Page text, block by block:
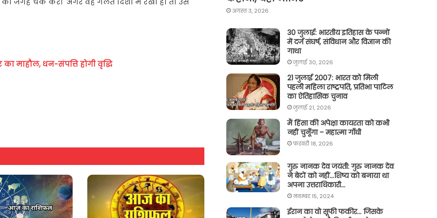
माहौल, धन-संपत्ति होगी वृद्धि
अगस्त 3, 2026
30 जुलाई: भारतीय इतिहास के पन्नों
में दर्ज संघर्ष, संविधान और विज्ञान की
गाथा
जुलाई 30, 2026
21 जुलाई 2007: भारत को मिली
पहली महिला राष्ट्रपति, प्रतिभा पाटिल
का ऐतिहासिक चुनाव
जुलाई 21, 2026
मैं हिंसा की अपेक्षा कायरता को कभी
नहीं चुनूँगा – महात्मा गाँधी
फ़रवरी 18, 2026
गुरु नानक देव जयंती: गुरु नानक देव
ने बेटों को नहीं…शिष्य को बनाया था
अपना उत्तराधिकारी…
नवम्बर 15, 2024
ईरान का वो सूफी फकीर… जिसके